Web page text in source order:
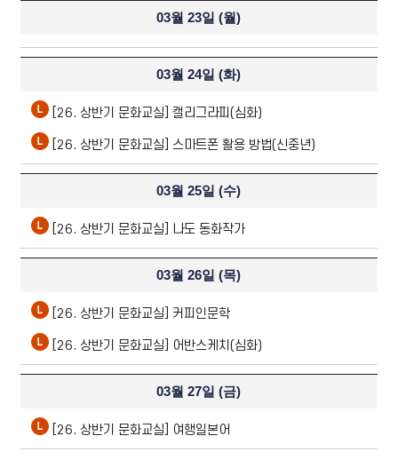
03월 23일 (월)
03월 24일 (화)
[26. 상반기 문화교실] 캘리그라피(심화)
[26. 상반기 문화교실] 스마트폰 활용 방법(신중년)
03월 25일 (수)
[26. 상반기 문화교실] 나도 동화작가
03월 26일 (목)
[26. 상반기 문화교실] 커피인문학
[26. 상반기 문화교실] 어반스케치(심화)
03월 27일 (금)
[26. 상반기 문화교실] 여행일본어